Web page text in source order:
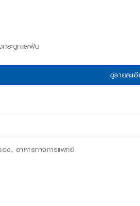
ระดูกและฟัน
ดูรายละเ
อง, อาหารทางการแพทย์